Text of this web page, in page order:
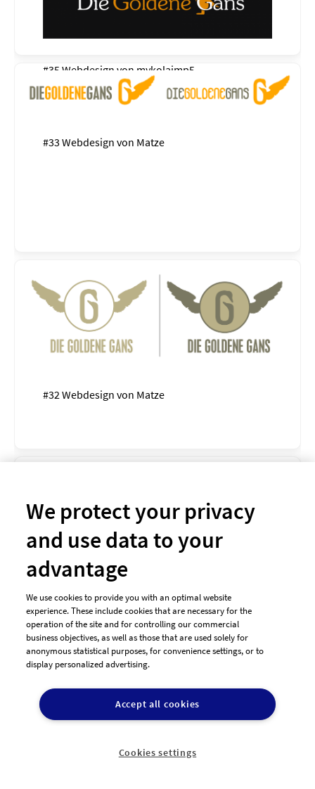
#35 Webdesign von mykolajmp5
#33 Webdesign von Matze
#32 Webdesign von Matze
We protect your privacy
and use data to your
advantage
We use cookies to provide you with an optimal website
experience. These include cookies that are necessary for the
operation of the site and for controlling our commercial
business objectives, as well as those that are used solely for
anonymous statistical purposes, for convenience settings, or to
display personalized advertising.
Accept all cookies
Cookies settings